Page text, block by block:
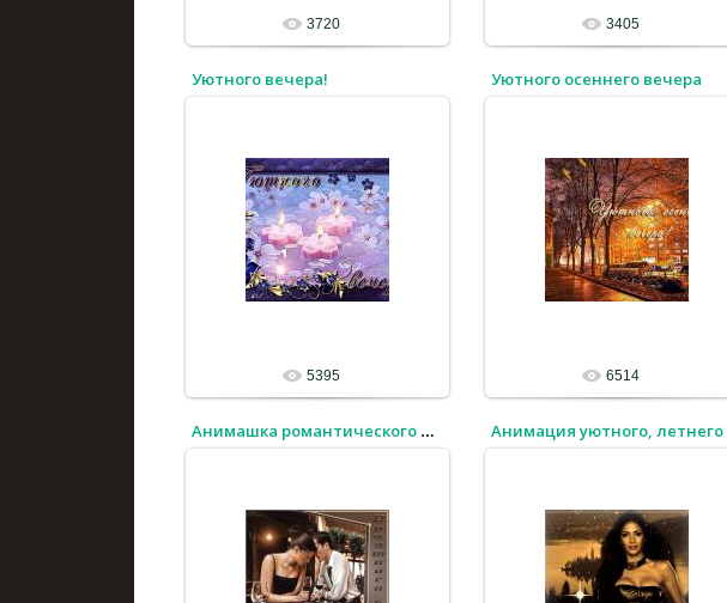
3720 3405
Уютного вечера!
5395
Уютного осеннего вечера
6514
Анимашка романтического и приятного вечера